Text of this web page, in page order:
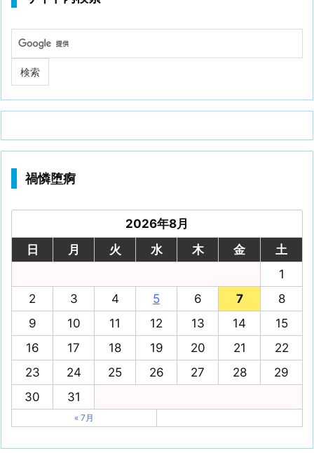
禍憐堕痾
2026年8月
日
月 火 水 木 金
土
1
2
3 4 5 6 7
8
9
10 11 12 13 14
15
16
17 18 19 20 21
22
23
24 25 26 27 28
29
30
31
« 7月